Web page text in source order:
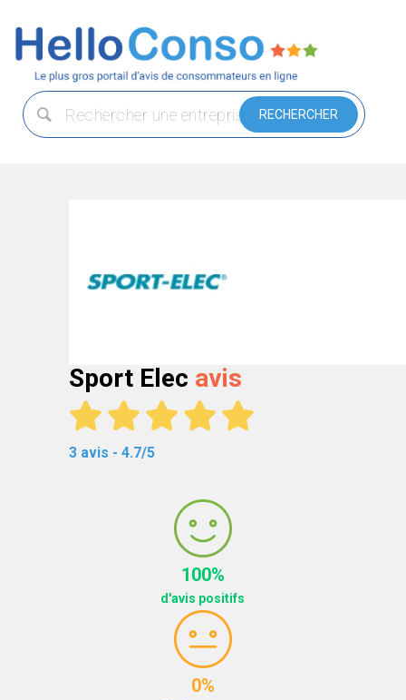
Sport Elec avis
3 avis - 4.7/5
100%
d'avis positifs
0%